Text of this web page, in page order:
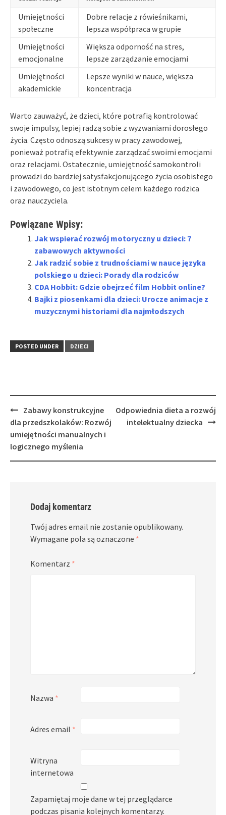
Umiejętności
społeczne
Dobre relacje z rówieśnikami,
lepsza współpraca w grupie
Umiejętności
emocjonalne
Większa odporność na stres,
lepsze zarządzanie emocjami
Umiejętności
akademickie
Lepsze wyniki w nauce, większa
koncentracja
Warto zauważyć, że dzieci, które potrafią kontrolować
swoje impulsy, lepiej radzą sobie z wyzwaniami dorosłego
życia. Często odnoszą sukcesy w pracy zawodowej,
ponieważ potrafią efektywnie zarządzać swoimi emocjami
oraz relacjami. Ostatecznie, umiejętność samokontroli
prowadzi do bardziej satysfakcjonującego życia osobistego
i zawodowego, co jest istotnym celem każdego rodzica
oraz nauczyciela.
Powiązane Wpisy:
Jak wspierać rozwój motoryczny u dzieci: 7
zabawowych aktywności
Jak radzić sobie z trudnościami w nauce języka
polskiego u dzieci: Porady dla rodziców
CDA Hobbit: Gdzie obejrzeć film Hobbit online?
Bajki z piosenkami dla dzieci: Urocze animacje z
muzycznymi historiami dla najmłodszych
POSTED UNDER DZIECI
Post
navigation
Zabawy konstrukcyjne
dla przedszkolaków: Rozwój
umiejętności manualnych i
logicznego myślenia
Odpowiednia dieta a rozwój
intelektualny dziecka
Dodaj komentarz
Twój adres email nie zostanie opublikowany.
Wymagane pola są oznaczone *
Komentarz *
Nazwa *
Adres email *
Witryna
internetowa
Zapamiętaj moje dane w tej przeglądarce
podczas pisania kolejnych komentarzy.